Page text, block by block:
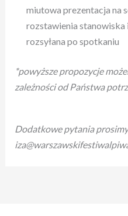
miutowa prezentacja na
rozstawienia
rozsyłana po spotkaniu
*powyższe propozycje
zależności od Państwa
Dodatkowe pytania